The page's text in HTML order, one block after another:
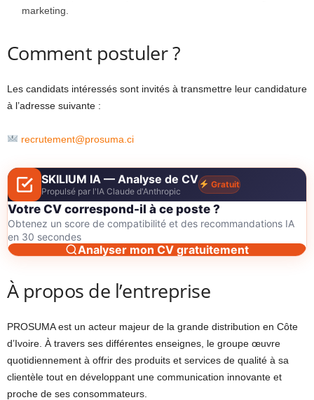
marketing.
Comment postuler ?
Les candidats intéressés sont invités à transmettre leur candidature
à l’adresse suivante :
recrutement@prosuma.ci
SKILIUM IA — Analyse de CV
Propulsé par l'IA Claude d'Anthropic
Gratuit
Votre CV correspond-il à ce poste ?
Obtenez un score de compatibilité et des recommandations IA
en 30 secondes
Analyser mon CV gratuitement
À propos de l’entreprise
PROSUMA est un acteur majeur de la grande distribution en Côte
d’Ivoire. À travers ses différentes enseignes, le groupe œuvre
quotidiennement à offrir des produits et services de qualité à sa
clientèle tout en développant une communication innovante et
proche de ses consommateurs.